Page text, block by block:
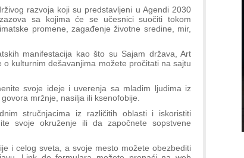
razvoja koji su predstavljeni u Agendi 2030
sa kojima će se učesnici suočiti tokom
promene, zagađenje životne sredine, mir,
manifestacija kao što su Sajam država, Art
kulturnim dešavanjima možete pročitati na sajtu
svoje ideje i uverenja sa mladim ljudima iz
mržnje, nasilja ili ksenofobije.
stručnjacima iz različitih oblasti i iskoristiti
svoje okruženje ili da započnete sopstvene
i celog sveta, a svoje mesto možete obezbediti